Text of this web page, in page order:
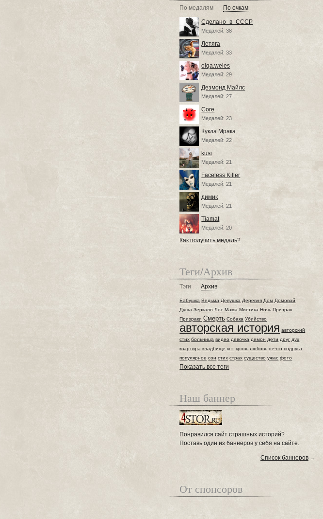
По медалям По очкам
Сделано_в_СССР
Медалей: 38
Летяга
Медалей: 33
olqa.weles
Медалей: 29
Дезмонд Майлс
Медалей: 27
Core
Медалей: 23
Кукла Мрака
Медалей: 22
kusi
Медалей: 21
Faceless Killer
Медалей: 21
димик
Медалей: 21
Tiamat
Медалей: 20
Как получить медаль?
Теги/Архив
Тэги Архив
Бабушка Ведьма Девушка Деревня Дом Домовой
Душа Зеркало Лес Мама Мистика Ночь Призрак
Призраки Смерть Собака Убийство
авторская история авторский
стих больница видео девочка демон дети друг дух
квартира кладбище кот кровь любовь нечто подруга
популярное сон стих страх существо ужас фото
Показать все теги
Наш баннер
Понравился сайт страшных историй?
Поставь один из баннеров у себя на сайте.
Список баннеров →
От спонсоров